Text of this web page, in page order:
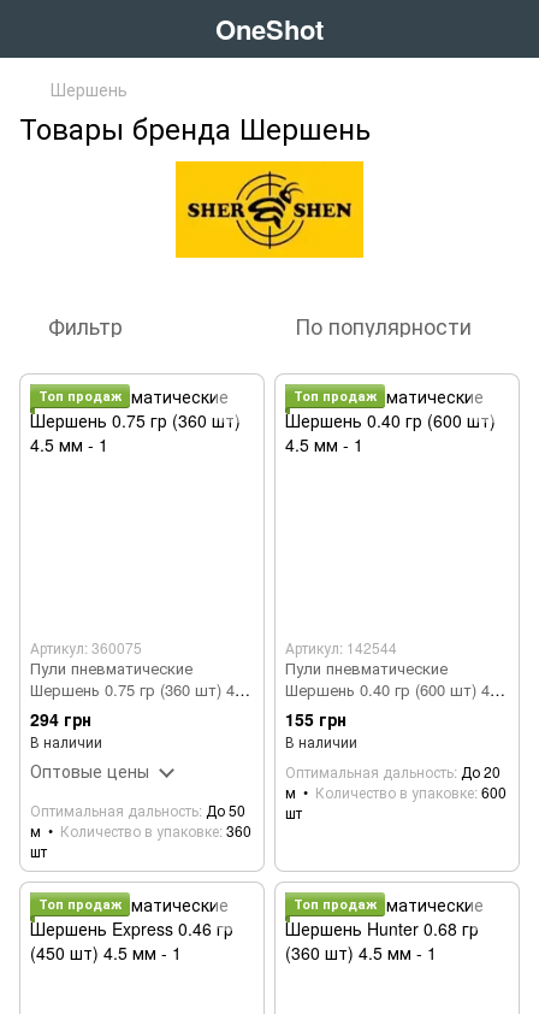
OneShot
Шершень
Товары бренда Шершень
Фильтр По популярности
Топ продаж
Артикул: 360075
Пули пневматические
Шершень 0.75 гр (360 шт) 4.5
мм
294 грн
В наличии
Оптовые цены
Оптимальная дальность До 50
м
Количество в упаковке 360
шт
Топ продаж
Артикул: 142544
Пули пневматические
Шершень 0.40 гр (600 шт) 4.5
мм
155 грн
В наличии
Оптимальная дальность До 20
м
Количество в упаковке 600
шт
Топ продаж Топ продаж